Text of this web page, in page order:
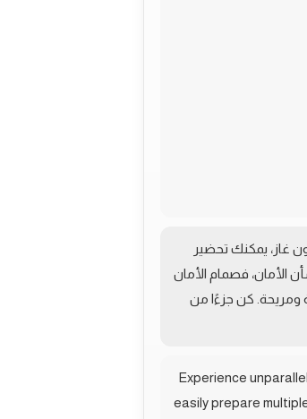
غاز، يمكنك تحضير
الأمان، فصمام الأمان
ومريحة. كن جزءًا من
Experience
easily prepare